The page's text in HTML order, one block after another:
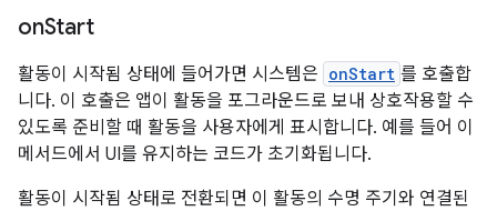
onStart
활동이 시작됨 상태에 들어가면 시스템은 onStart 를 호출합
니다. 이 호출은 앱이 활동을 포그라운드로 보내 상호작용할 수
있도록 준비할 때 활동을 사용자에게 표시합니다. 예를 들어 이
메서드에서 UI를 유지하는 코드가 초기화됩니다.
활동이 시작됨 상태로 전환되면 이 활동의 수명 주기와 연결된